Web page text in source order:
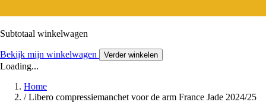
Subtotaal winkelwagen
Bekijk mijn winkelwagen Verder winkelen
Loading...
Home
/ Libero compressiemanchet voor de arm France Jade 2024/25